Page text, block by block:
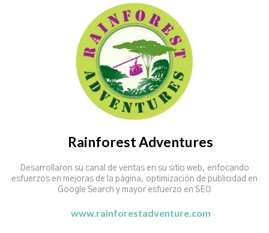
Rainforest Adventures
Desarrollaron su canal de ventas en su sitio web, enfocando
esfuerzos en mejoras de la página, optimización de publicidad en
Google Search y mayor esfuerzo en SEO
www.rainforestadventure.com